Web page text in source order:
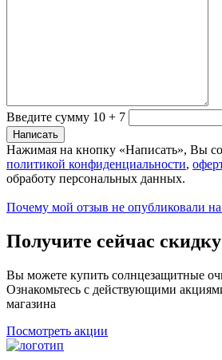
Введите сумму 10 + 7
Нажимая на кнопку «Написать», Вы
политикой конфиденциальности,
обработу персональных данных.
Почему мой отзыв не опубликовали на
Получите сейчас скидку
Вы можете купить солнцезащитные
Ознакомьтесь с действующими
магазина
Посмотреть акции